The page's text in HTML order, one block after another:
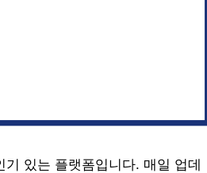
있는 플랫폼입니다. 매일 업데